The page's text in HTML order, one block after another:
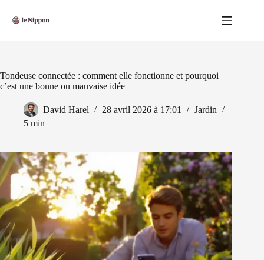
contenu
Tondeuse connectée : comment elle fonctionne et pourquoi
c’est une bonne ou mauvaise idée
David Harel 28 avril 2026 à 17:01
Jardin
5 min